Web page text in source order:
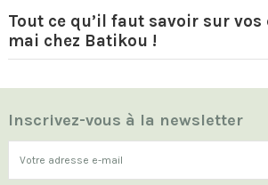
Tout ce qu’il faut savoir sur vos
mai chez Batikou !
Inscrivez-vous à la newsletter